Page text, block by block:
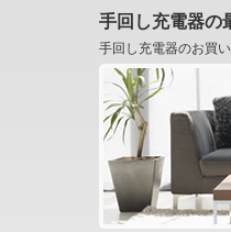
手回し充電器の
手回し充電器のお買